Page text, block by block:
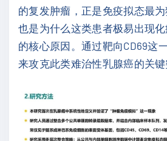
的复发肿瘤，正是免疫拟态最
也是为什么这类患者极易出现
的核心原因。通过靶向CD69这
来攻克此类难治性乳腺癌的关键